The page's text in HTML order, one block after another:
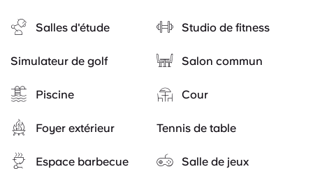
Salles d'étude Studio de fitness
Simulateur de golf Salon commun
Piscine Cour
Foyer extérieur Tennis de table
Espace barbecue Salle de jeux